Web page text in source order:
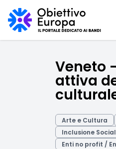
Veneto
attiva
Arte e Cultura
Inclusione
Enti no profit /